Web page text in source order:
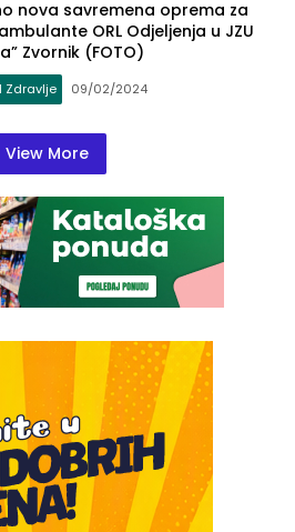
nova savremena oprema za
ORL Odjeljenja u JZU
Zvornik (FOTO)
Zdravlje 09/02/2024
View More